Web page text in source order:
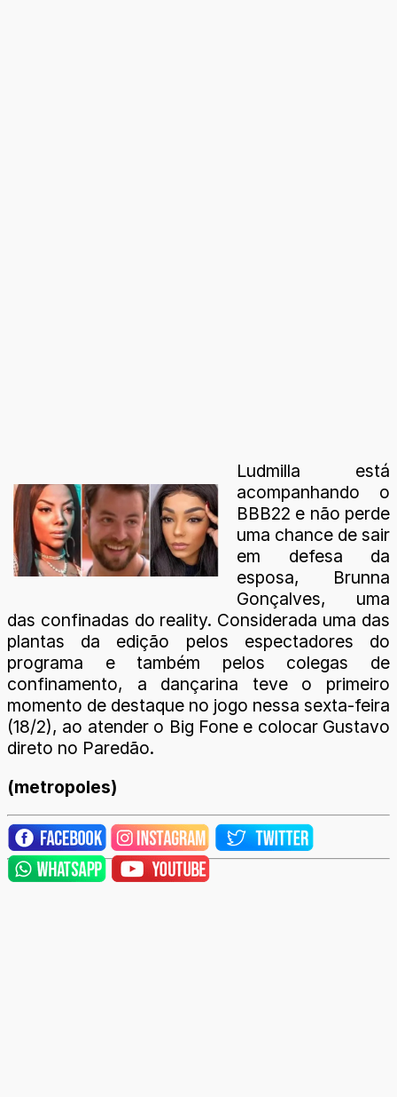
Ludmilla está
acompanhando o
BBB22 e não perde
uma chance de sair
em defesa da
esposa, Brunna
Gonçalves, uma
das confinadas do reality. Considerada uma das
plantas da edição pelos espectadores do
programa e também pelos colegas de
confinamento, a dançarina teve o primeiro
momento de destaque no jogo nessa sexta-feira
(18/2), ao atender o Big Fone e colocar Gustavo
direto no Paredão.
(metropoles)